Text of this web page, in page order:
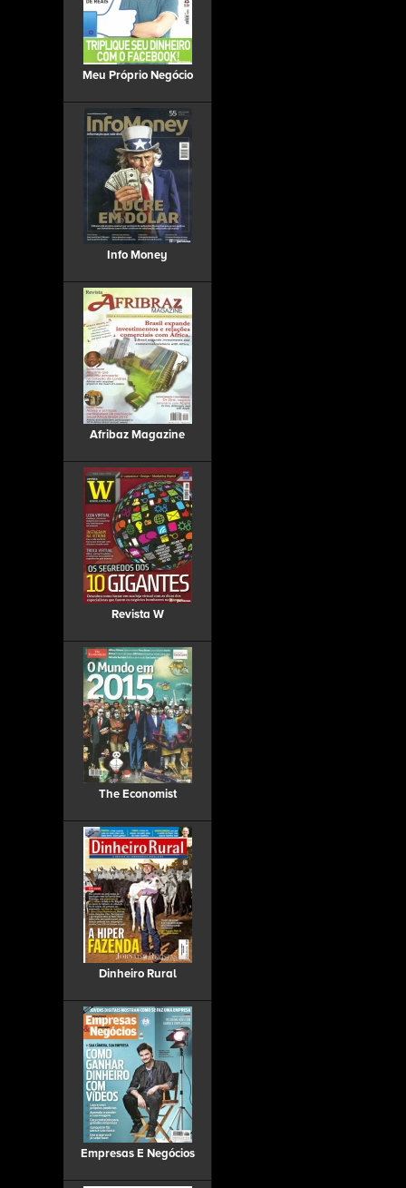
Meu Próprio Negócio
Info Money
Afribaz Magazine
Revista W
The Economist
Dinheiro Rural
Empresas E Negócios